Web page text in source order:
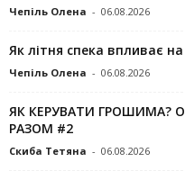
Чепіль Олена - 06.08.2026
Як літня спека впливає
Чепіль Олена - 06.08.2026
ЯК КЕРУВАТИ ГРОШИМА?
РАЗОМ #2
Скиба Тетяна - 06.08.2026